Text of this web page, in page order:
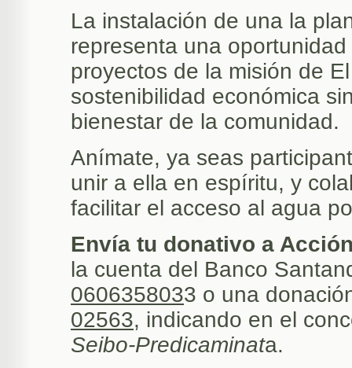
La instalación de una la
representa una
proyectos de la misión de
sostenibilidad económica
bienestar de la comunidad.
Anímate, ya seas
unir a ella en espíritu, y
facilitar el acceso al agua
Envía tu donativo a
la cuenta del Banco
0606358033 o una
02563, indicando en el
Seibo-Predicaminata.